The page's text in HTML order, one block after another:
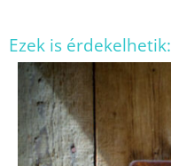
Ezek is érdekelhetik: